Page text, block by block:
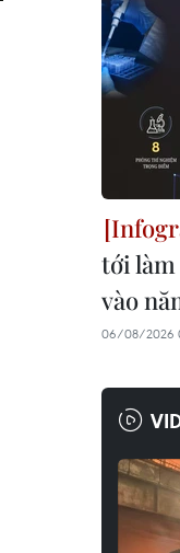
tới làm
vào
06/08/2026